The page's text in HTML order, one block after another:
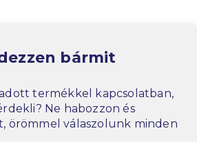
bármit
termékkel kapcsolatban,
Ne habozzon és
örömmel válaszolunk minden